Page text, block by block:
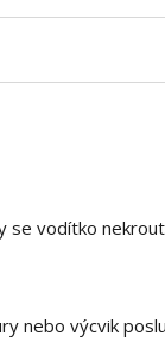
se vodítko
nebo výcvik